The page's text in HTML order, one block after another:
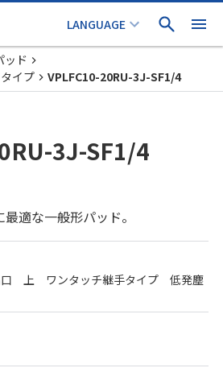
ッド
イプ
VPLFC10-20RU-3J-SF1/4
3J-SF1/4
適な一般形パッド。
口 上 ワンタッチ継手タイプ 低発塵